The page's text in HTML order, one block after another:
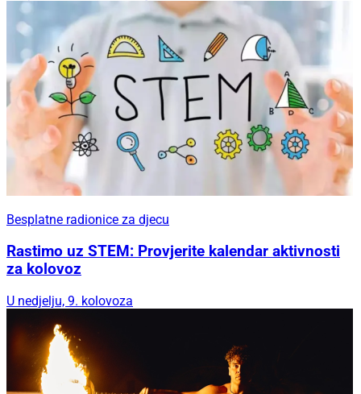
Od 11. do 14. kolovoza
Svjetska elita Big Game ribolova stiže u
Rogoznicu: Otvaranje uz Soulfingers, završnica
uz Dalmatino
Zabava za sve generacije
Zabava za sve generacije
Skradin nastavlja živjeti punim ljetnim ritmom:
Pogledajte što vas očekuje ovog tjedna